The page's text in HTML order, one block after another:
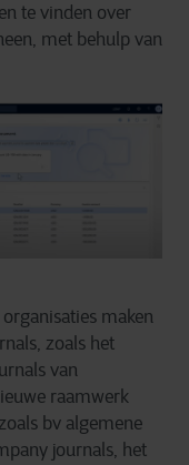
te vinden over
met behulp van
organisaties maken
zoals het
van
raamwerk
bv algemene
journals, het